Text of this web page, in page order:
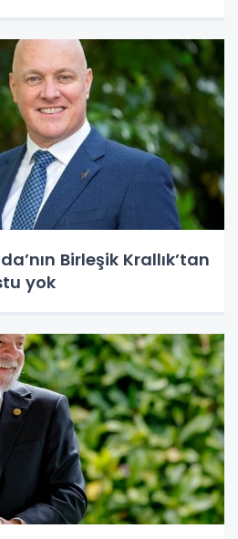
Birleşik Krallık’tan
yok